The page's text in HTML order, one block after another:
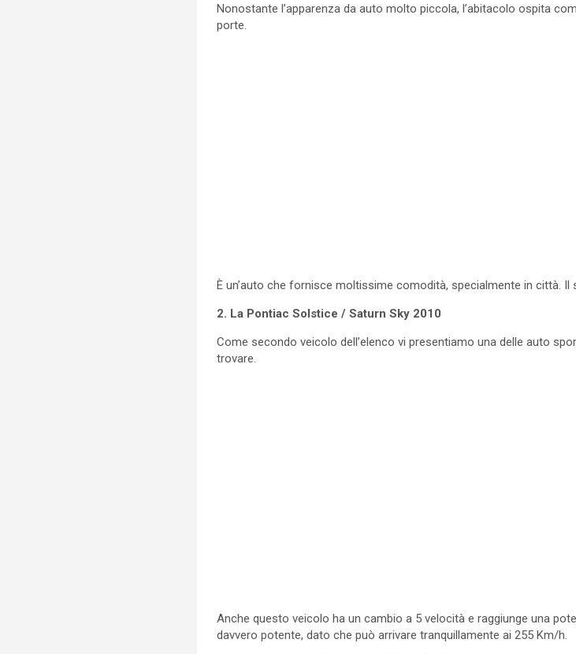
Nonostante l’apparenza da auto molto piccola, l’abitacolo ospita
porte.
È un’auto che fornisce moltissime comodità, specialmente in città.
2. La Pontiac Solstice / Saturn Sky 2010
Come secondo veicolo dell’elenco vi presentiamo una delle auto
trovare.
Anche questo veicolo ha un cambio a 5 velocità e raggiunge una
davvero potente, dato che può arrivare tranquillamente ai 255 Km/h.